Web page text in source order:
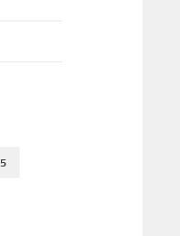
5